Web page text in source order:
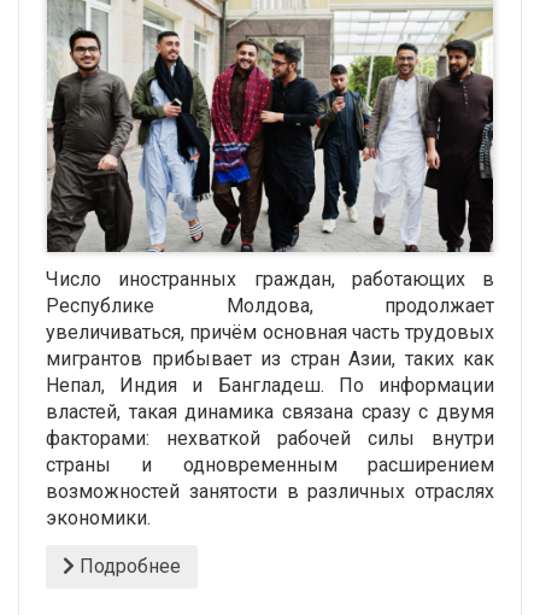
Число иностранных граждан, работающих в
Республике Молдова, продолжает
увеличиваться, причём основная часть трудовых
мигрантов прибывает из стран Азии, таких как
Непал, Индия и Бангладеш. По информации
властей, такая динамика связана сразу с двумя
факторами: нехваткой рабочей силы внутри
страны и одновременным расширением
возможностей занятости в различных отраслях
экономики.
Подробнее